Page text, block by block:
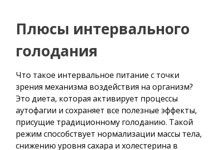
Плюсы интервального
голодания
Что такое интервальное питание с точки
зрения механизма воздействия на организм?
Это диета, которая активирует процессы
аутофагии и сохраняет все полезные эффекты,
присущие традиционному голоданию. Такой
режим способствует нормализации массы тела,
снижению уровня сахара и холестерина в